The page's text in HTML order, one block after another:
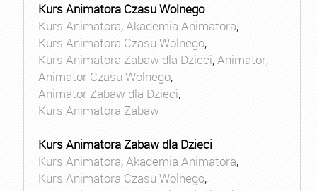
Kurs Animatora Czasu Wolnego
Kurs Animatora,Akademia Animatora,
Kurs Animatora Czasu Wolnego,
Kurs Animatora Zabaw dla Dzieci,Animator,
Animator Czasu Wolnego,
Animator Zabaw dla Dzieci,
Kurs Animatora Zabaw
Kurs Animatora Zabaw dla Dzieci
Kurs Animatora,Akademia Animatora,
Kurs Animatora Czasu Wolnego,